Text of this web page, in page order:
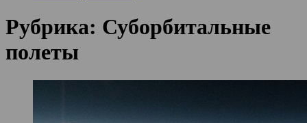
Рубрика: Суборбитальные
полеты